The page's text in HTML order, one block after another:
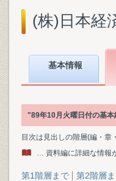
(株)日本経
基本情報
"89年10月火曜日付の基
目次は見出しの階層(編・
… 資料編に詳細な情報
第1階層まで 第2階層